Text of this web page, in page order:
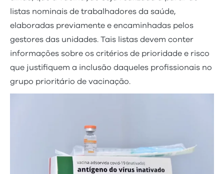
listas nominais de trabalhadores da saúde,
elaboradas previamente e encaminhadas pelos
gestores das unidades. Tais listas devem conter
informações sobre os critérios de prioridade e risco
que justifiquem a inclusão daqueles profissionais no
grupo prioritário de vacinação.